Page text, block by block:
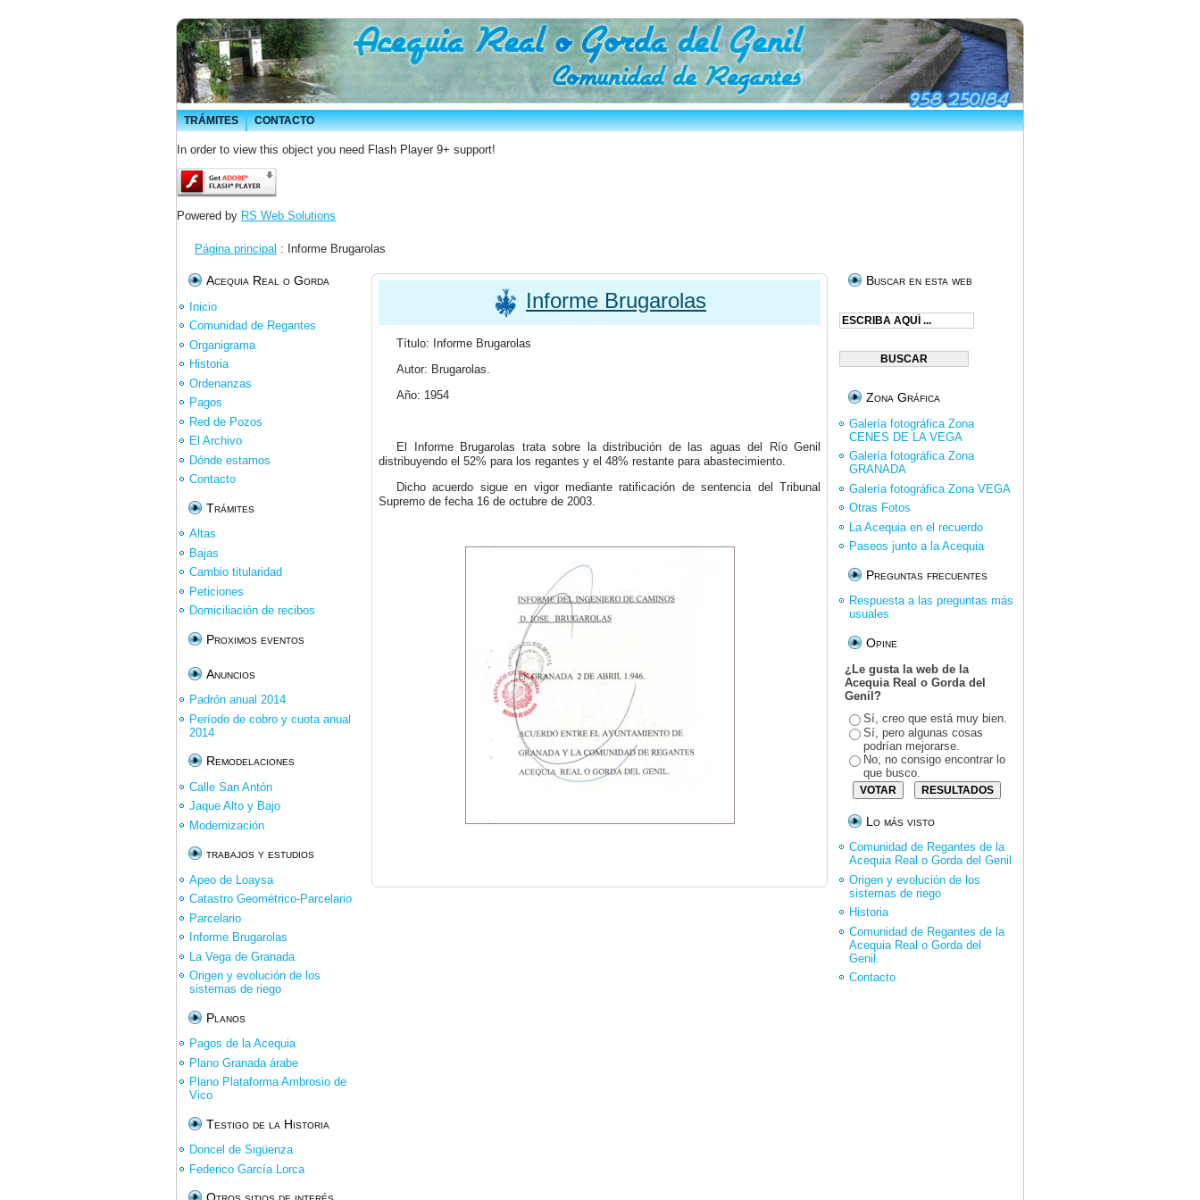
TRÁMITES CONTACTO
In order to view this object you need Flash Player 9+ support!
Powered by RS Web Solutions
Página principal : Informe Brugarolas
Acequia Real o Gorda
Inicio
Comunidad de Regantes
Organigrama
Historia
Ordenanzas
Pagos
Red de Pozos
El Archivo
Dónde estamos
Contacto
Trámites
Altas
Bajas
Cambio titularidad
Peticiones
Domiciliación de recibos
Proximos eventos
Anuncios
Padrón anual 2014
Período de cobro y cuota anual
2014
Remodelaciones
Calle San Antón
Jaque Alto y Bajo
Modernización
trabajos y estudios
Apeo de Loaysa
Catastro Geométrico-Parcelario
Parcelario
Informe Brugarolas
La Vega de Granada
Origen y evolución de los
sistemas de riego
Planos
Pagos de la Acequia
Plano Granada árabe
Plano Plataforma Ambrosio de
Vico
Testigo de la Historia
Doncel de Sigüenza
Federico García Lorca
Informe Brugarolas
Título: Informe Brugarolas
Autor: Brugarolas.
Año: 1954
El Informe Brugarolas trata sobre la distribución de las aguas del Río Genil
distribuyendo el 52% para los regantes y el 48% restante para abastecimiento.
Dicho acuerdo sigue en vigor mediante ratificación de sentencia del Tribunal
Supremo de fecha 16 de octubre de 2003.
Buscar en esta web
Zona Gráfica
Galería fotográfica Zona
CENES DE LA VEGA
Galería fotográfica Zona
GRANADA
Galería fotográfica Zona VEGA
Otras Fotos
La Acequia en el recuerdo
Paseos junto a la Acequia
Preguntas frecuentes
Respuesta a las preguntas más
usuales
Opine
¿Le gusta la web de la
Acequia Real o Gorda del
Genil?
Sí, creo que está muy bien.
Sí, pero algunas cosas
podrían mejorarse.
No, no consigo encontrar lo
que busco.
Lo más visto
Comunidad de Regantes de la
Acequia Real o Gorda del Genil
Origen y evolución de los
sistemas de riego
Historia
Comunidad de Regantes de la
Acequia Real o Gorda del
Genil.
Contacto